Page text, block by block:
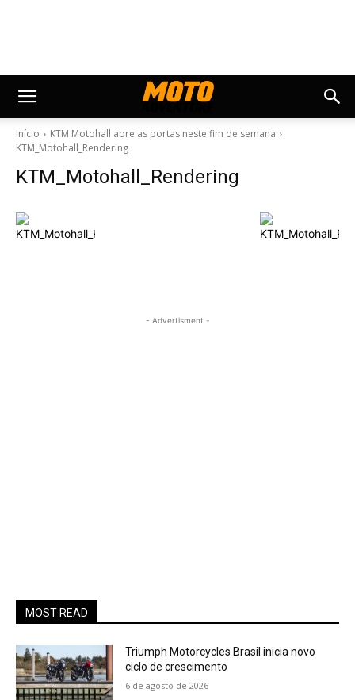
Início
KTM Motohall abre as portas neste fim de semana
KTM_Motohall_Rendering
KTM_Motohall_Rendering
- Advertisment -
MOST READ
Triumph Motorcycles Brasil inicia novo
ciclo de crescimento
6 de agosto de 2026